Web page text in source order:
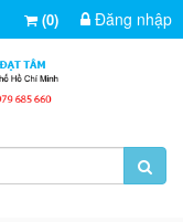
(0) Đăng nhập